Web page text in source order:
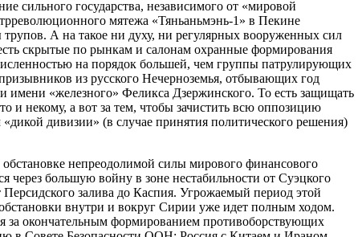
сильного государства, независимого от «мировой
мятежа «Тяньаньмэнь-1» в Пекине
трупов. А на такое ни духу, ни регулярных вооруженных сил
скрытые по рынкам и салонам охранные формирования
на порядок большей, чем группы патрулирующих
из русского Нечерноземья, отбывающих год
«железного» Феликса Дзержинского. То есть защищать
и некому, а вот за тем, чтобы зачистить всю оппозицию
дивизии» (в случае принятия политического решения)
обстановке непреодолимой силы мирового финансового
через большую войну в зоне нестабильности от Суэцкого
Персидского залива до Каспия. Угрожаемый период этой
внутри и вокруг Сирии уже идет полным ходом.
за окончательным формированием противоборствующих